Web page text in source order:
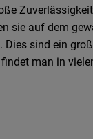
sie auf dem
sind ein
man in